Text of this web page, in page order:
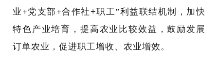
业+党支部+合作社+职工”利益联结机制，加快
特色产业培育，提高农业比较效益，鼓励发展
订单农业，促进职工增收、农业增效。